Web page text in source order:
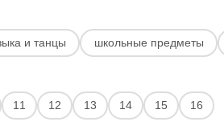
и танцы школьные предметы
11 12 13 14 15 16